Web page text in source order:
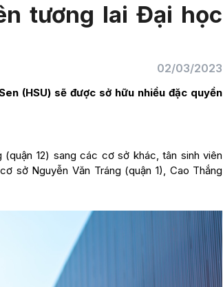
tương lai Đại học
02/03/2023
(HSU) sẽ được sở hữu nhiều đặc quyền
12) sang các cơ sở khác, tân sinh viên
sở Nguyễn Văn Tráng (quận 1), Cao Thắng